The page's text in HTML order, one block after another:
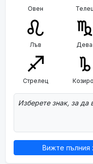
Овен
Лъв Дева
Стрелец
Изберете знак, за да
Вижте пълния